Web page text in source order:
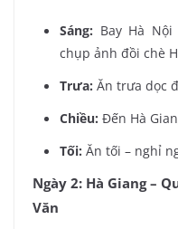
Sáng: Bay Hà
chụp ảnh đồi chè
Trưa: Ăn trưa dọc
Chiều: Đến Hà
Tối: Ăn tối – nghỉ
Ngày 2: Hà Giang –
Văn